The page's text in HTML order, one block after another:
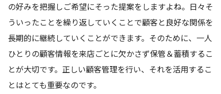
の好みを把握しご希望にそった提案をしますよね。日々そ
ういったことを繰り返していくことで顧客と良好な関係を
長期的に継続していくことができます。そのために、一人
ひとりの顧客情報を来店ごとに欠かさず保管＆蓄積するこ
とが大切です。正しい顧客管理を行い、それを活用するこ
とはとても重要なのです。